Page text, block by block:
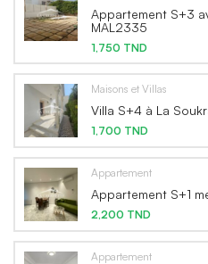
Appartement S+3
MAL2335
1,750 TND
Maisons et Villas
Villa S+4 à La
1,700 TND
Appartement
Appartement S+1
2,200 TND
Appartement